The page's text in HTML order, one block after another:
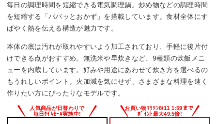
○
○
お手入れモード
○
毎日の調理時間を短縮できる電気調理鍋。炒め物などの調理時間
を短縮する「パパッとおかず」を搭載しています。食材全体にす
ばやく熱を伝える構造が魅力です。
本体の底は汚れが取れやすいよう加工されており、手軽に後片付
けできる点がおすすめ。無洗米や早炊きなど、9種類の炊飯メニ
ューを内蔵しています。好みや用途にあわせて炊き方を選べるの
もうれしいポイント。火加減を気にせず、さまざまな料理を速く
作りたい方にぴったりなモデルです。